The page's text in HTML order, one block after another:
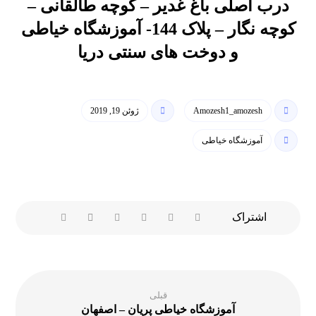
درب اصلی باغ غدیر – کوچه طالقانی –
کوچه نگار – پلاک 144- آموزشگاه خیاطی
و دوخت های سنتی دریا
Amozesh1_amozesh ژوئن 19, 2019
آموزشگاه خیاطی
قبلی
آموزشگاه خیاطی پریان – اصفهان